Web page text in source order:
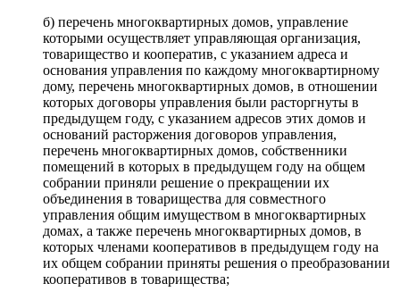
б) перечень многоквартирных домов, управление
которыми осуществляет управляющая организация,
товарищество и кооператив, с указанием адреса и
основания управления по каждому многоквартирному
дому, перечень многоквартирных домов, в отношении
которых договоры управления были расторгнуты в
предыдущем году, с указанием адресов этих домов и
оснований расторжения договоров управления,
перечень многоквартирных домов, собственники
помещений в которых в предыдущем году на общем
собрании приняли решение о прекращении их
объединения в товарищества для совместного
управления общим имуществом в многоквартирных
домах, а также перечень многоквартирных домов, в
которых членами кооперативов в предыдущем году на
их общем собрании приняты решения о преобразовании
кооперативов в товарищества;